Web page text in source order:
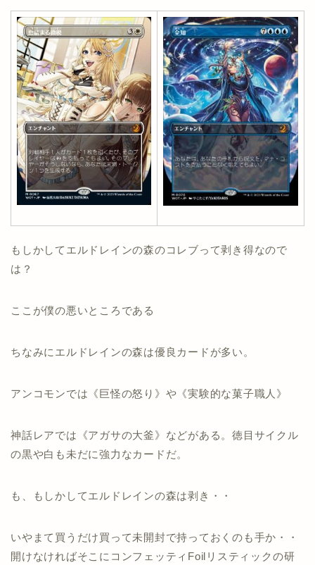
もしかしてエルドレインの森のコレブって剥き得なので
は？
ここが僕の悪いところである
ちなみにエルドレインの森は優良カードが多い。
アンコモンでは《巨怪の怒り》や《実験的な菓子職人》
神話レアでは《アガサの大釜》などがある。徳目サイクル
の黒や白も未だに強力なカードだ。
も、もしかしてエルドレインの森は剥き・・
いやまて買うだけ買って未開封で持っておくのも手か・・
開けなければそこにコンフェッティFoilリスティックの研